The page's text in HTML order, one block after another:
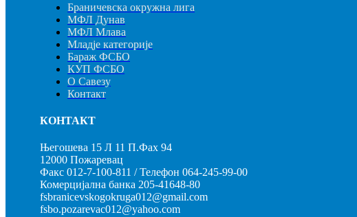
Браничевска окружна лига
МФЛ Дунав
МФЛ Млава
Младје категорије
Бараж ФСБО
КУП ФСБО
О Савезу
Контакт
КОНТАКТ
Његошева 15 Л 11 П.Фах 94
12000 Пожаревац
Факс 012-7-100-811 / Телефон 064-245-99-00
Комерцијална банка 205-41648-80
fsbranicevskogokruga012@gmail.com
fsbo.pozarevac012@yahoo.com